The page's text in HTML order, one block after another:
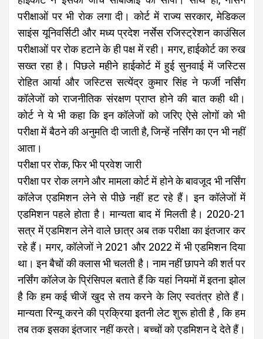
परीक्षाओं पर भी रोक लगा दी। कोर्ट में राज्य सरकार, मेडिकल
साइंस यूनिवर्सिटी और मध्य प्रदेश नर्सेस रजिस्ट्रेशन काउंसिल
परीक्षाओं पर रोक हटाने के ही पक्ष में रही। मगर, हाईकोर्ट का रुख
सख्त रहा है। पिछले महीने हाईकोर्ट में हुई सुनवाई में जस्टिस
रोहित आर्या और जस्टिस सत्येंद्र कुमार सिंह ने फर्जी नर्सिंग
कॉलेजों को राजनीतिक संरक्षण प्राप्त होने की बात कही थी।
कोर्ट ने ये भी कहा कि इन कॉलेजों को जरिए ऐसे लोगों को भी
परीक्षा में बैठने की अनुमति दी जाती है, जिन्हें नर्सिंग का एन भी नहीं
आता।
परीक्षा पर रोक, फिर भी प्रवेश जारी
परीक्षा पर रोक लगने और मामला कोर्ट में होने के बावजूद भी नर्सिंग
कॉलेज एडमिशन लेने से पीछे नहीं हट रहे हैं। इन कॉलेजों में
एडमिशन पहले होता है। मान्यता बाद में मिलती है। 2020-21
सत्र में एडमिशन लेने वाले छात्र अब तक परीक्षा का इंतजार कर
रहे हैं। मगर, कॉलेजों ने 2021 और 2022 में भी एडमिशन दिया
था। इन बैचों की क्लास भी चलती है। नाम नहीं छापने की शर्त पर
नर्सिंग कॉलेज के प्रिंसिपल बताते हैं कि यहां नियमों में इतना झोल
है कि हम कई चीजें खुद से तय करने के लिए स्वतंत्र होते हैं।
मान्यता रिन्यू करने की प्रक्रिया इतनी लेट शुरू होती है , कि हम
तब तक इसका इंतजार नहीं करते। बच्चों को एडमिशन दे देते हैं।